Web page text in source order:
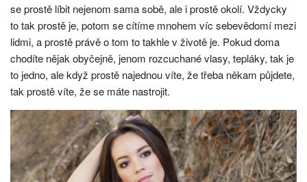
se prostě líbit nejenom sama sobě, ale i prostě okolí. Vždycky
to tak prostě je, potom se cítíme mnohem víc sebevědomí mezi
lidmi, a prostě právě o tom to takhle v životě je. Pokud doma
chodíte nějak obyčejně, jenom rozcuchané vlasy, tepláky, tak je
to jedno, ale když prostě najednou víte, že třeba někam půjdete,
tak prostě víte, že se máte nastrojit.